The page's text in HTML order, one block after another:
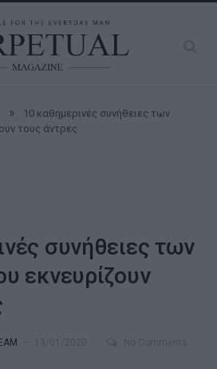
»
10 καθημερινές συνήθειες των
τους άντρες
συνήθειες των
εκνευρίζουν